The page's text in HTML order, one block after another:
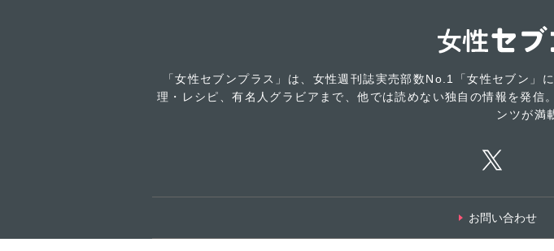
「女性セブンプラス」は、女性週刊誌実売部数No.1「女性セブン
理・レシピ、有名人グラビアまで、他では読めない独自の情報を発
ンツが満
お問い合わせ